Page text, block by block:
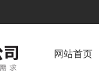
网站首页